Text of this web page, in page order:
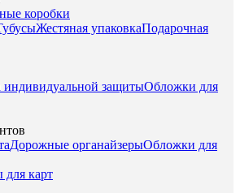
коробки
Жестяная упаковкаПодарочная
индивидуальной защитыОбложки для
Дорожные органайзерыОбложки для
для карт